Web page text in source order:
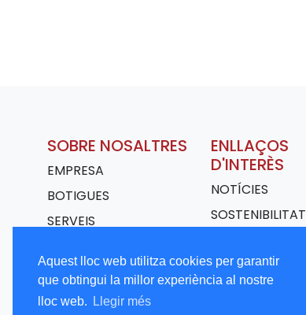
Aquest lloc web utilitza cookies per garantir
que obtingui la millor experiència al nostre
lloc web.
Llegir més
SOBRE NOSALTRES
EMPRESA
BOTIGUES
SERVEIS
TREBALLA AMB
NOSALTRES
ENLLAÇOS
D'INTERÈS
NOTÍCIES
SOSTENIBILITAT